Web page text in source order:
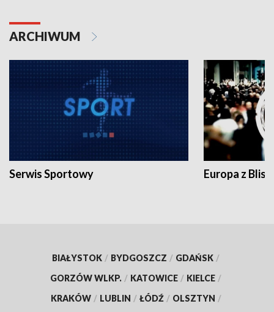
ARCHIWUM
Serwis Sportowy Europa z
BIAŁYSTOK / BYDGOSZCZ / GDAŃSK /
GORZÓW WLKP. / KATOWICE / KIELCE /
KRAKÓW / LUBLIN / ŁÓDŹ / OLSZTYN /